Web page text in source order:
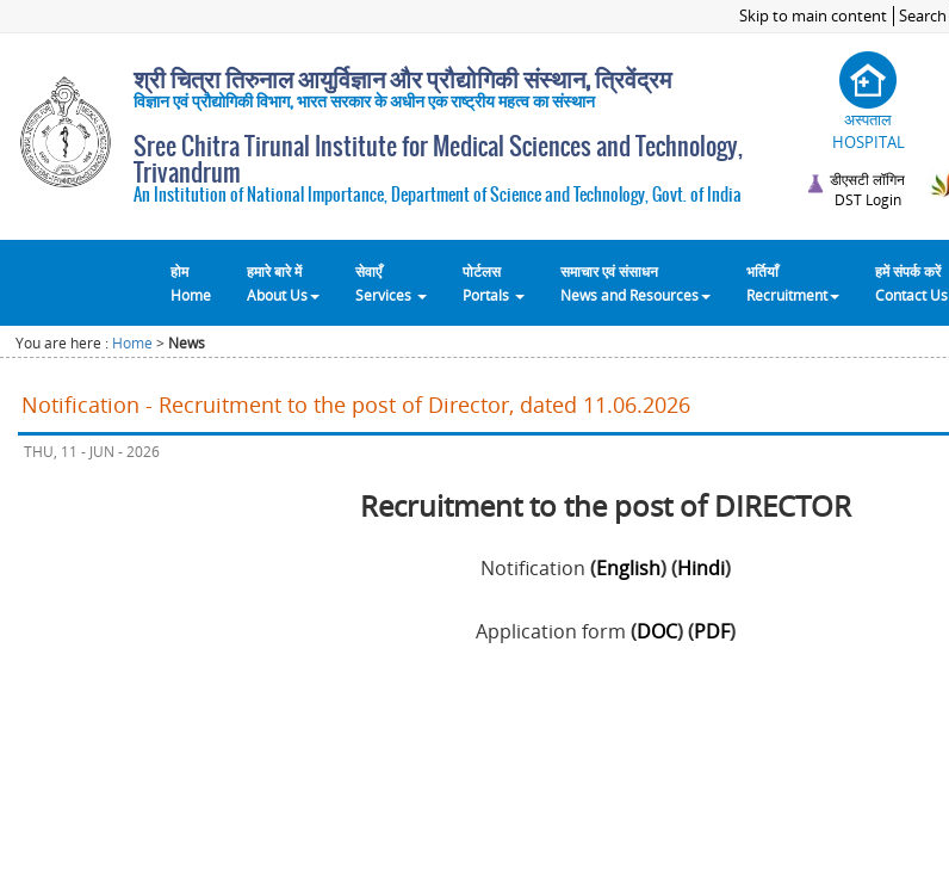
Skip to main content Search
श्री चित्रा तिरुनाल आयुर्विज्ञान और प्रौद्योगिकी संस्थान, त्रिवेंद्रम
विज्ञान एवं प्रौद्योगिकी विभाग, भारत सरकार के अधीन एक राष्ट्रीय महत्व का संस्थान
Sree Chitra Tirunal Institute for Medical Sciences and Technology,
Trivandrum
An Institution of National Importance, Department of Science and Technology, Govt. of India
अस्पताल
HOSPITAL
डीएसटी लॉगिन
DST Login
होम
Home
हमारे बारे में
About Us
सेवाएँ
Services
पोर्टलस
Portals
समाचार एवं संसाधन
News and Resources
भर्तियाँ
Recruitment
हमें संपर्क करें
Contact Us
You are here : Home > News
Notification - Recruitment to the post of Director, dated 11.06.2026
THU, 11 - JUN - 2026
Recruitment to the post of DIRECTOR
Notification (English) (Hindi)
Application form (DOC) (PDF)